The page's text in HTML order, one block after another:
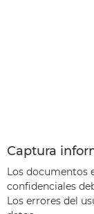
Captura
Los documentos
confidenciales
Los errores del